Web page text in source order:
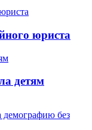
юриста
детям